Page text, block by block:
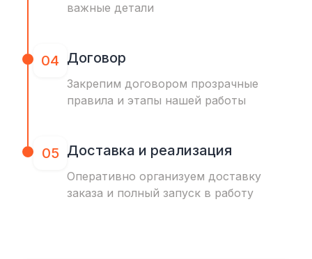
важные детали
04 Договор
Закрепим договором прозрачные
правила и этапы нашей работы
05 Доставка и реализация
Оперативно организуем доставку
заказа и полный запуск в работу